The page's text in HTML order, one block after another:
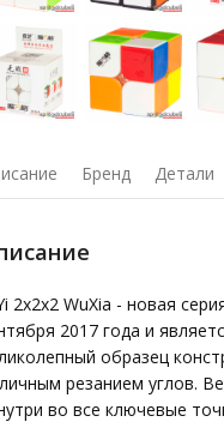
Бренд Детали
2x2x2 WuXia - новая
2017 года и
образец
резанием углов.
во все ключевые